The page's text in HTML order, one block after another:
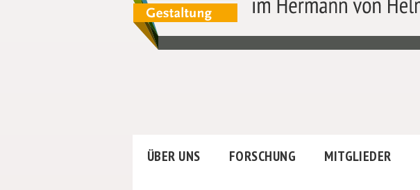
ÜBER UNS FORSCHUNG MITGLIEDER